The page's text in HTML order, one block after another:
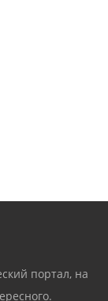
портал, на